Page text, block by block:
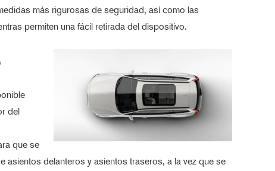
más rigurosas de seguridad, así como las
permiten una fácil retirada del dispositivo.
del
que se
asientos delanteros y asientos traseros, a la vez que se